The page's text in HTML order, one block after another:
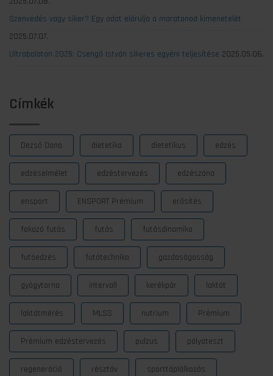
Szenvedés vagy siker? Egy adat elárulja a maratonod kimenetelét
2025.07.07.
Ultrabalaton 2025: Csengő István sikeres egyéni teljesítése 2025.05.06.
Címkék
Dezső Dana dietetika dietetikus edzés
edzéselmélet edzéstervezés edzészóna
ensport ENSPORT Prémium erősítés
fokozó futás futás futásdinamika
futóedzés futótechnika gazdaságosság
gyógytorna intervall kerékpár laktát
laktátmérés MLSS nutrium Prémium
Prémium edzéstervezés pulzus pályateszt
regeneráció résztáv sporttáplálkozás